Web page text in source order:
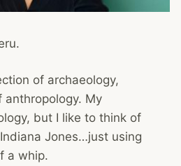
of archaeology,
anthropology. My
but I like to think of
Jones…just using
a whip.